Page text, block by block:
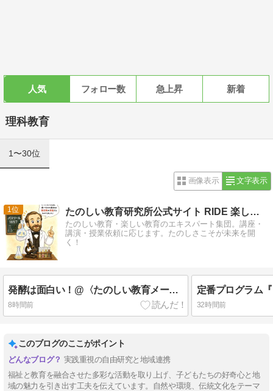
人気 フォロー数 急上昇 新着
理科教育
1〜30位
画像表示 文字表示
1 たのしい教育研究所公式サイト RIDE 楽しい教育研究所
たのしい教育・楽しい教育のエキスパート集団。講座・
講演・授業依頼に応じます。たのしさこそが未来を開
く！
発酵は面白い！@〈たのしい教育メールマガジン〉最新刊の反響から新プランの基礎研究〈見えない生き物たちの世界〉
8時間前 32時間前
このブログのここがポイント
実践重視の自由研究と地域連携
福祉と教育を融合させた多彩な活動を取り上げ、子どもたちの好奇心と地
域の魅力を引き出す工夫を伝えています。自然や環境、伝統文化をテーマ